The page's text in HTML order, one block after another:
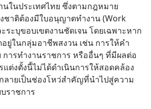
นในประเทศไทย ซึ่งตามกฎหมาย
ชาติต้องมีใบอนุญาตทำงาน (Work
ระบุขอบเขตงานชัดเจน โดยเฉพาะหาก
อยู่ในกลุ่มอาชีพสงวน เช่น การให้คำ
ารทำงานราชการ หรืออื่นๆ ที่มีผลต่อ
ต่งตั้งนี้ไม่ได้ดำเนินการให้สอดคล้อง
ายเป็นช่องโหว่สำคัญที่นำไปสู่ความ
ราชการ